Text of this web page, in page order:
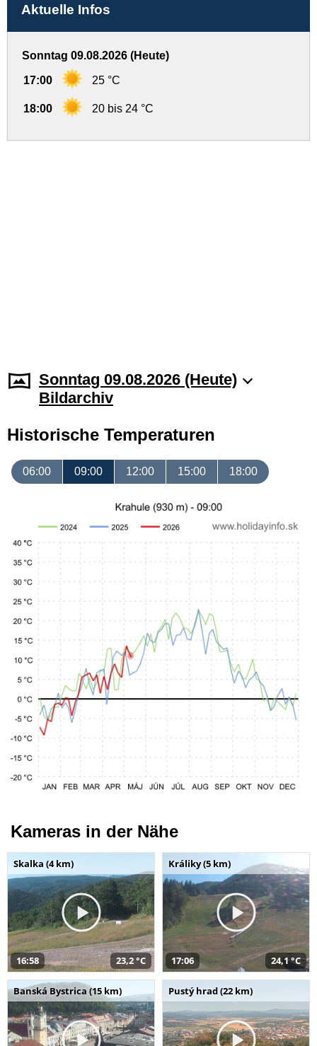
Aktuelle Infos
Sonntag 09.08.2026 (Heute)
17:00 25 °C
18:00 20 bis 24 °C
Sonntag 09.08.2026 (Heute)
Bildarchiv
Historische Temperaturen
06:00 09:00 12:00 15:00 18:00
Kameras in der Nähe
Skalka (4 km)
16:58 23,2 °C
Králiky (5 km)
17:06 24,1 °C
Banská Bystrica (15 km) Pustý hrad (22 km)